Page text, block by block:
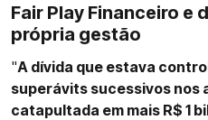
Fair Play Financeiro e
própria gestão
"A dívida que estava
superávits sucessivos nos
catapultada em mais R$ 1